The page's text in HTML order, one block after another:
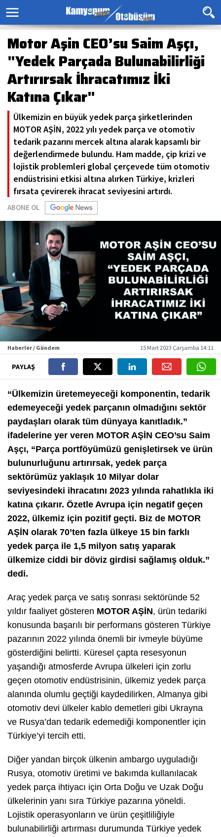
Motor Aşin CEO’su Saim Aşçı,
"Yedek Parçada Bulunabilirliği
Artırırsak İhracatımız İki
Katına Çıkar"
Ülkemizin en büyük yedek parça şirketlerinden
MOTOR AŞİN, 2022 yılı yedek parça ve otomotiv
tedarik pazarını mercek altına alarak kapsamlı bir
değerlendirmede bulundu. Ham madde, çip krizi ve
lojistik problemleri global çerçevede tüm otomotiv
endüstrisini etkisi altına alırken Türkiye, krizleri
fırsata çevirerek ihracat seviyesini artırdı.
ABONE OL
Haberler / Gündem 15 Mart 2023 Çarşamba 14:11
PAYLAŞ
“Ülkemizin üretemeyeceği komponentin, tedarik
edemeyeceği yedek parçanın olmadığını sektör
paydaşları olarak tüm dünyaya kanıtladık.”
ifadelerine yer veren MOTOR AŞİN CEO’su Saim
Aşçı, “Parça portföyümüzü genişletirsek ve ürün
bulunurluğunu artırırsak, yedek parça
sektörümüz yaklaşık 10 Milyar dolar
seviyesindeki ihracatını 2023 yılında rahatlıkla iki
katına çıkarır. Özetle Avrupa için negatif geçen
2022, ülkemiz için pozitif geçti. Biz de MOTOR
AŞİN olarak 70’ten fazla ülkeye 15 bin farklı
yedek parça ile 1,5 milyon satış yaparak
ülkemize ciddi bir döviz girdisi sağlamış olduk.”
dedi.
Araç yedek parça ve satış sonrası sektöründe 52
yıldır faaliyet gösteren MOTOR AŞİN, ürün tedariki
konusunda başarılı bir performans gösteren Türkiye
pazarının 2022 yılında önemli bir ivmeyle büyüme
gösterdiğini belirtti. Küresel çapta resesyonun
yaşandığı atmosferde Avrupa ülkeleri için zorlu
geçen otomotiv endüstrisinin, ülkemiz yedek parça
alanında olumlu geçtiği kaydedilirken, Almanya gibi
otomotiv devi ülkeler kablo demetleri gibi Ukrayna
ve Rusya’dan tedarik edemediği komponentler için
Türkiye’yi tercih etti.
Diğer yandan birçok ülkenin ambargo uyguladığı
Rusya, otomotiv üretimi ve bakımda kullanılacak
yedek parça ihtiyacı için Orta Doğu ve Uzak Doğu
ülkelerinin yanı sıra Türkiye pazarına yöneldi.
Lojistik operasyonların ve ürün çeşitliliğiyle
bulunabilirliği artırması durumunda Türkiye yedek